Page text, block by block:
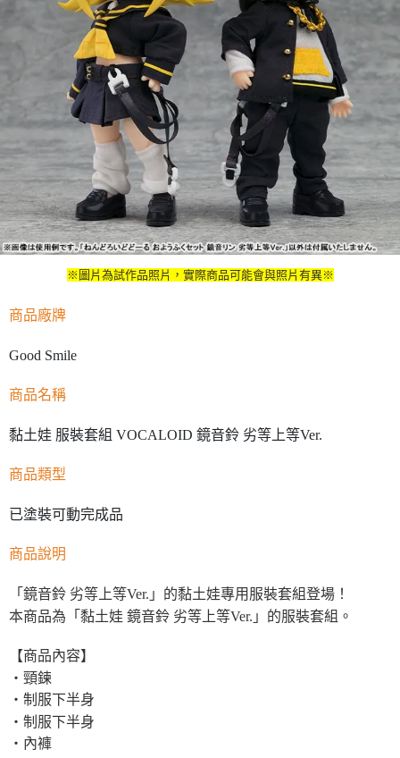
※圖片為試作品照片，實際商品可能會與照片有異※
商品廠牌
Good Smile
商品名稱
黏土娃 服裝套組 VOCALOID 鏡音鈴 劣等上等Ver.
商品類型
已塗裝可動完成品
商品說明
「鏡音鈴 劣等上等Ver.」的黏土娃專用服裝套組登場！
本商品為「黏土娃 鏡音鈴 劣等上等Ver.」的服裝套組。
【商品內容】
・頸鍊
・制服下半身
・制服下半身
・內褲